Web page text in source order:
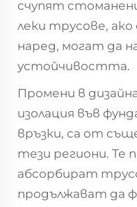
счупят
леки трусове,
наред, могат да
устойчивостта.
Промени в
изолация във
връзки, са от
тези региони. Те
абсорбират
продължават да